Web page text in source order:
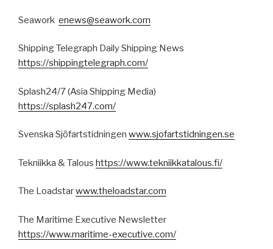
Seawork enews@seawork.com
Shipping Telegraph Daily Shipping News
https://shippingtelegraph.com/
Splash24/7 (Asia Shipping Media)
https://splash247.com/
Svenska Sjöfartstidningen www.sjofartstidningen.se
Tekniikka & Talous https://www.tekniikkatalous.fi/
The Loadstarwww.theloadstar.com
The Maritime Executive Newsletter
https://www.maritime-executive.com/